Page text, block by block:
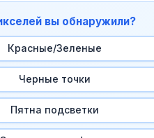
вы обнаружили?
Красные/Зеленые
Черные точки
Пятна подсветки